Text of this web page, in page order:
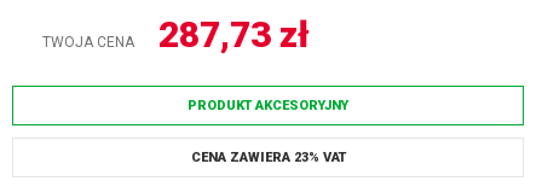
TWOJA CENA 287,73 zł
PRODUKT AKCESORYJNY
CENA ZAWIERA 23% VAT